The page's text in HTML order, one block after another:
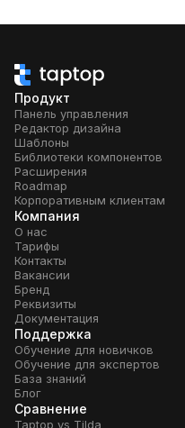
Продукт
Панель управления
Редактор дизайна
Шаблоны
Библиотеки компонентов
Расширения
Roadmap
Корпоративным клиентам
Компания
О нас
Тарифы
Контакты
Вакансии
Бренд
Реквизиты
Документация
Поддержка
Обучение для новичков
Обучение для экспертов
База знаний
Блог
Сравнение
Taptop vs Tilda